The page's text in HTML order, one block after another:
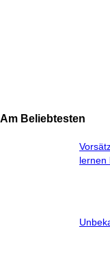
Am Beliebtesten
lernen